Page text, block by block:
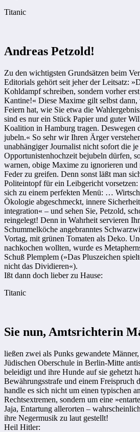
Titanic
Andreas Petzold!
Zu den wichtigsten Grundsätzen beim
Editorials gehört seit jeher der Leitsatz:
Kohldampf schreiben, sondern vorher
Kantine!« Diese Maxime gilt selbst
Feiern hat, wie Sie etwa die
sind es nur ein Stück Papier und guter
Koa­lition in Hamburg tragen. Deswegen
jubeln.« So sehr wir Ihren Ärger
unabhängiger ­Journalist nicht sofort die
Opportunistenhochzeit bejubeln dürfen,
warnen, obige Maxime zu ignorieren
Feder zu greifen. Denn sonst läßt man
Politeintopf für ein Leibgericht vorsetzen:
sich zu einem perfekten Menü: …
Ökologie abgeschmeckt, innere
integration« – und sehen Sie, Petzold,
reingelegt! Denn in Wahrheit servieren
Schummelköche angebranntes
Vortag, mit grünen Tomaten als Deko.
nachkochen wollten, wurde es
Schuß Plemplem (»Das Pluszeichen
nicht das Dividieren«).
Ißt dann doch lieber zu Hause:
Titanic
Sie nun, Amtsrichterin
ließen zwei als Punks gewandete
Jüdischen Oberschule in Berlin-Mitte
beleidigt und ihre Hunde auf sie gehetzt
Bewährungsstrafe und ­einem Freispruch
handle es sich nicht um einen typischen
Rechtsextremen, sondern um eine
Jaja, Entartung allerorten –
ihre Negermusik zu laut gestellt!
Heil Hitler: